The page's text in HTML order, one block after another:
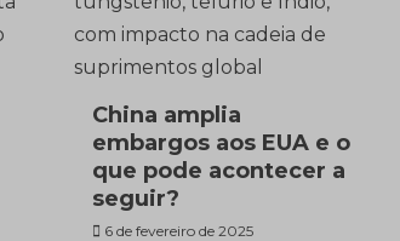
China amplia
embargos aos EUA e o
que pode acontecer a
seguir?
6 de fevereiro de 2025